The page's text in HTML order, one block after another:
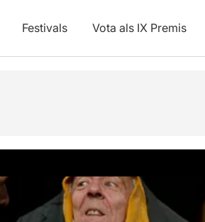
Festivals Vota als IX Premis